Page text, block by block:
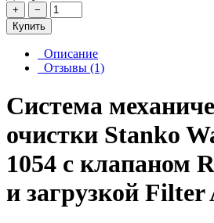
+
−
Купить
Описание
Отзывы (1)
Система
очистки Stanko
1054 с клапаном
и загрузкой Filter